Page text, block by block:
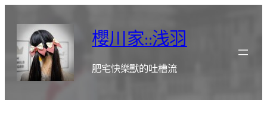
櫻川家::浅羽
肥宅快樂獸的吐槽流